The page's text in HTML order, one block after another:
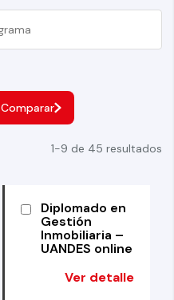
Comparar
1-9 de 45 resultados
Diplomado en
Gestión
Inmobiliaria –
UANDES online
Ver detalle